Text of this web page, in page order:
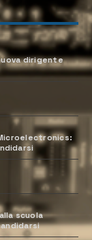
dirigente
scuola